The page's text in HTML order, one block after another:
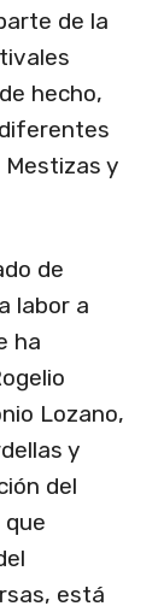
de la
hecho,
y
de
labor a
ha
Lozano,
y
del
que
está